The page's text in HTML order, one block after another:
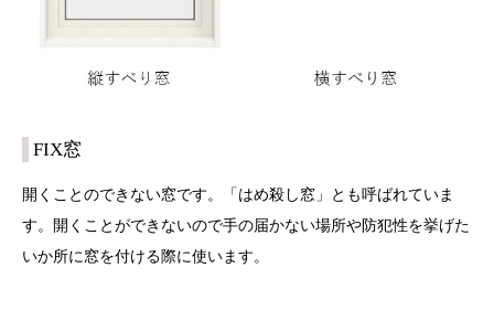
FIX窓
開くことのできない窓です。「はめ殺し窓」とも呼ばれていま
す。開くことができないので手の届かない場所や防犯性を挙げた
いか所に窓を付ける際に使います。